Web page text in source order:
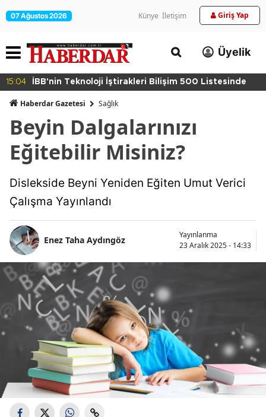
07 Ağustos 2026 Künye İletişim Giriş Yap
Üyelik
15:04 İBB'nin Teknoloji İştirakleri Bilişim 500 Listesinde
Haberdar Gazetesi Sağlık
Beyin Dalgalarınızı
Eğitebilir Misiniz?
Dislekside Beyni Yeniden Eğiten Umut Verici
Çalışma Yayınlandı
Enez Taha Aydıngöz
Yayınlanma
23 Aralık 2025 - 14:33